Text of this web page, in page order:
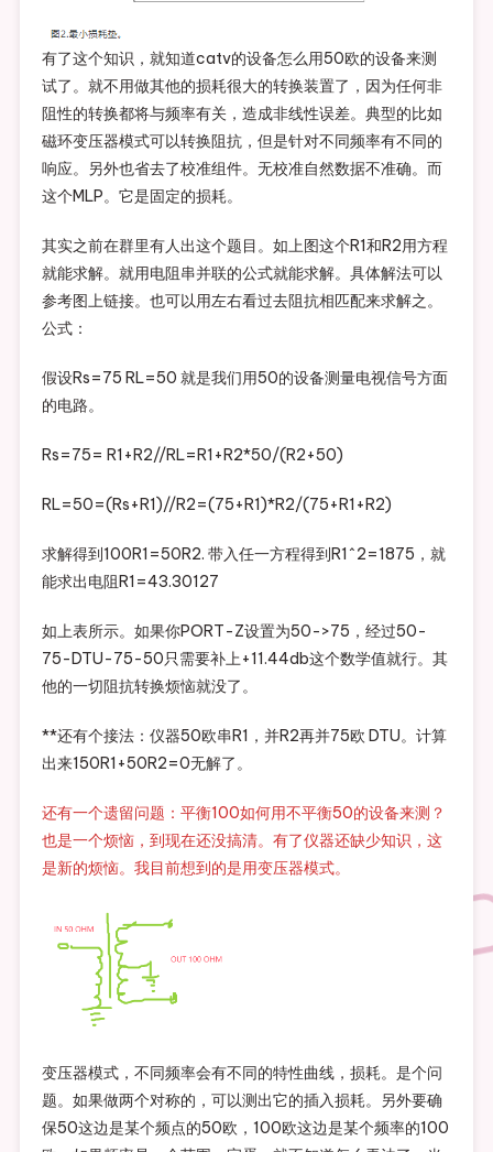
有了这个知识，就知道catv的设备怎么用50欧的设备来测
试了。就不用做其他的损耗很大的转换装置了，因为任何非
阻性的转换都将与频率有关，造成非线性误差。典型的比如
磁环变压器模式可以转换阻抗，但是针对不同频率有不同的
响应。另外也省去了校准组件。无校准自然数据不准确。而
这个MLP。它是固定的损耗。
其实之前在群里有人出这个题目。如上图这个R1和R2用方程
就能求解。就用电阻串并联的公式就能求解。具体解法可以
参考图上链接。也可以用左右看过去阻抗相匹配来求解之。
公式：
假设Rs=75 RL=50 就是我们用50的设备测量电视信号方面
的电路。
Rs=75= R1+R2//RL=R1+R2*50/(R2+50)
RL=50=(Rs+R1)//R2=(75+R1)*R2/(75+R1+R2)
求解得到100R1=50R2. 带入任一方程得到R1^2=1875，就
能求出电阻R1=43.30127
如上表所示。如果你PORT-Z设置为50->75，经过50-
75-DTU-75-50只需要补上+11.44db这个数学值就行。其
他的一切阻抗转换烦恼就没了。
**还有个接法：仪器50欧串R1，并R2再并75欧 DTU。计算
出来150R1+50R2=0无解了。
还有一个遗留问题：平衡100如何用不平衡50的设备来测？
也是一个烦恼，到现在还没搞清。有了仪器还缺少知识，这
是新的烦恼。我目前想到的是用变压器模式。
变压器模式，不同频率会有不同的特性曲线，损耗。是个问
题。如果做两个对称的，可以测出它的插入损耗。另外要确
保50这边是某个频点的50欧，100欧这边是某个频率的100